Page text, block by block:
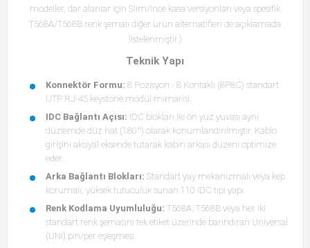
modeller, dar alanlar için Slim/İnce kasa versiyonları veya spesifik
T568A/T568B renk şemalı diğer ürün alternatifleri de açıklamada
listelenmiştir.)
Teknik Yapı
Konnektör Formu: 8 Pozisyon - 8 Kontaklı (8P8C) standart
UTP RJ-45 keystone modül mimarisi.
IDC Bağlantı Açısı: IDC blokları ile ön yüz yuvası aynı
düzlemde düz hat (180°) olarak konumlandırılmıştır. Kablo
girişini aksiyal eksende tutarak kabin arkası düzeni optimize
eder.
Arka Bağlantı Blokları: Standart yay mekanizmalı veya kep
korumalı, yüksek tutuculuk sunan 110 IDC tipi yapı.
Renk Kodlama Uyumluluğu: T568A, T568B veya her iki
standart renk şemasını tek etiket üzerinde barındıran Üniversal
(UNI) pin/per eşleşmesi.